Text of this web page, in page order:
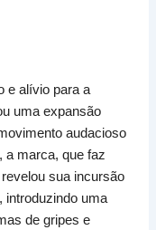
e alívio para a
uma expansão
audacioso
a marca, que faz
sua incursão
introduzindo uma
de gripes e